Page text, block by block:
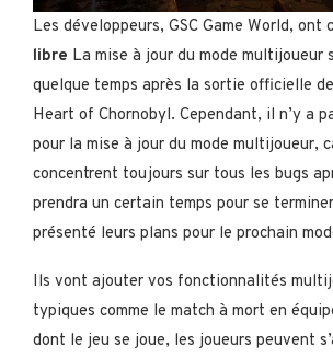
Les développeurs, GSC Game World, ont
libre La mise à jour du mode multijoueur
quelque temps après la sortie officielle
Heart of Chornobyl. Cependant, il n’y a
pour la mise à jour du mode multijoueur,
concentrent toujours sur tous les bugs
prendra un certain temps pour se
présenté leurs plans pour le prochain
Ils vont ajouter vos fonctionnalités
typiques comme le match à mort en
dont le jeu se joue, les joueurs peuvent